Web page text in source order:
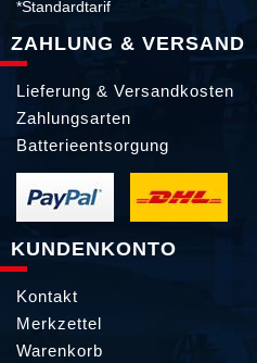
*Standardtarif
ZAHLUNG & VERSAND
Lieferung & Versandkosten
Zahlungsarten
Batterieentsorgung
KUNDENKONTO
Kontakt
Merkzettel
Warenkorb